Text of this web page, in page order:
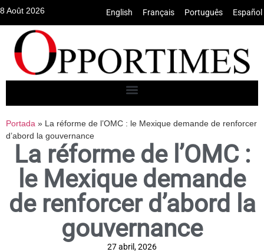
8 Août 2026 English Français Português Español
Portada » La réforme de l’OMC : le Mexique demande de renforcer
d’abord la gouvernance
La réforme de l’OMC :
le Mexique demande
de renforcer d’abord la
gouvernance
27 abril, 2026